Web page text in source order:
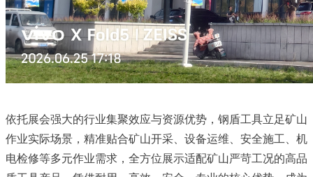
依托展会强大的行业集聚效应与资源优势，钢盾工具立足矿山
作业实际场景，精准贴合矿山开采、设备运维、安全施工、机
电检修等多元作业需求，全方位展示适配矿山严苛工况的高品